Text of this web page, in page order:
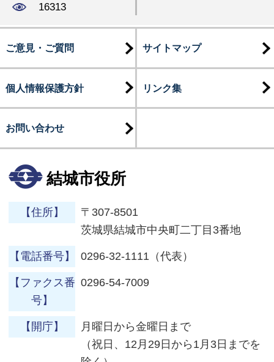
16313
ご意見・ご質問 サイトマップ
個人情報保護方針 リンク集
お問い合わせ
結城市役所
【住所】
〒307-8501
茨城県結城市中央町二丁目3番地
【電話番号】 0296-32-1111（代表）
【ファクス番
号】
0296-54-7009
【開庁】
月曜日から金曜日まで
（祝日、12月29日から1月3日までを